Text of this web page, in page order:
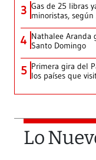
3 Gas de 25 libras
minoristas, según
4 Nathalee Aranda
Santo Domingo
5 Primera gira del
los países que
Lo